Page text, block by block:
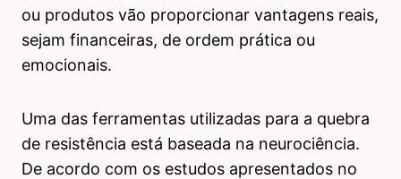
ou produtos vão proporcionar vantagens reais,
sejam financeiras, de ordem prática ou
emocionais.
Uma das ferramentas utilizadas para a quebra
de resistência está baseada na neurociência.
De acordo com os estudos apresentados no